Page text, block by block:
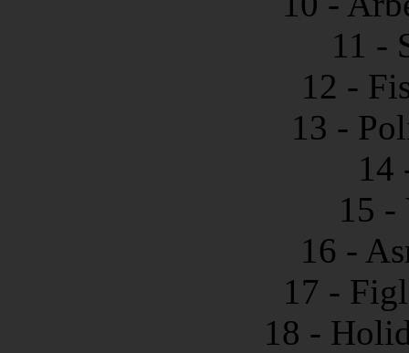
11 -
12 -
13 -
14
15 -
16 -
17 -
18 -